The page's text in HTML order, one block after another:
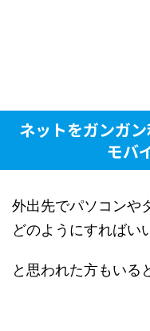
ネットをガンガ
モバ
外出先でパソコンや
どのようにすればい
と思われた方もいる